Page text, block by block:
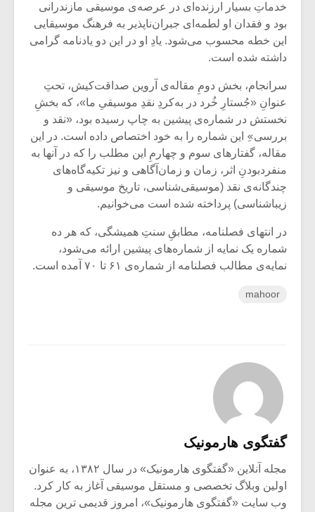
خدماتِ بسیار ارزنده‌ای در عرصه‌ی موسیقی مازندرانی
بود و فقدان او لطمه‌ای جبران‌ناپذیر به فرهنگ موسیقایی
این خطه محسوب می‌شود. یادِ او در این دو یادنامه گرامی
داشته شده است.
سرانجام، بخش دومِ مقاله‌ی آروین صداقت‌کیش، تحتِ
عنوانِ «جُستارِ خُرد در به‌کردِ نقدِ موسیقیِ ما»، که بخشِ
نخستش در شماره‌ی پیشین به چاپ رسیده بود، «نقد و
بررسی»ِ این شماره را به خود اختصاص داده است. در این
مقاله، گفتارهای سوم و چهارمِ این مطلب را که در آنها به
منفردبودنِ اثر، زمان و زمان‌آگاهی و نیز تکیه‌گاه‌های
چندگانه‌ی نقد (موسیقی‌شناسی، تاریخ موسیقی و
زیباشناسی) پرداخته شده است می‌خوانیم.
در انتهای فصلنامه، مطابقِ سنتِ همیشگی، که هر ده
شماره یک نمایه از شماره‌های پیشین ارائه می‌شود،
نمایه‌ی مطالب فصلنامه از شماره‌ی ۶۱ تا ۷۰ آمده است.
mahoor
گفتگوی هارمونیک
مجله آنلاین «گفتگوی هارمونیک» در سال ۱۳۸۲، به عنوان
اولین وبلاگ تخصصی و مستقل موسیقی آغاز به کار کرد.
وب سایت «گفتگوی هارمونیک»، امروز قدیمی ترین مجله